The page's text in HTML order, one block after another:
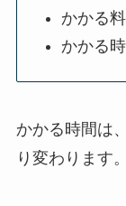
かかる
かかる
かかる時間は
り変わります。